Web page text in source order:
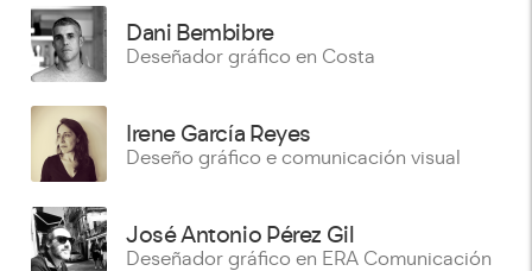
Dani Bembibre
Deseñador gráfico en Costa
Irene García Reyes
Deseño gráfico e comunicación visual
José Antonio Pérez Gil
Deseñador gráfico en ERA Comunicación